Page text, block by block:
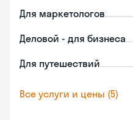
Для маркетологов
Деловой - для бизнеса
Для путешествий
Все услуги и цены (5)